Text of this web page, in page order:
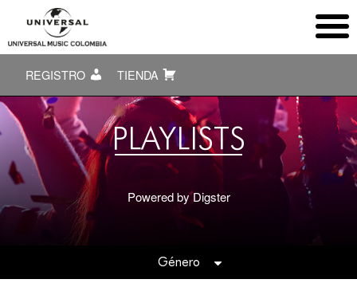
REGISTRO TIENDA
PLAYLISTS
Powered by Digster
Género